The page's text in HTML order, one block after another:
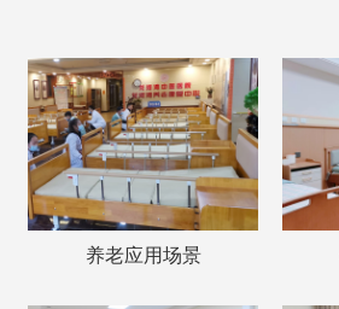
养老应用场景